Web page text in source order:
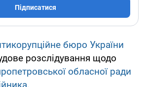
Підписатися
бюро України
розслідування щодо
обласної ради